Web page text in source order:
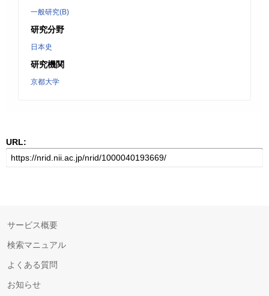
一般研究(B)
研究分野
日本史
研究機関
京都大学
URL:
サービス概要
検索マニュアル
よくある質問
お知らせ